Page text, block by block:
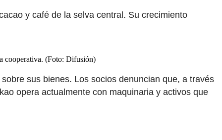
y café de la selva central. Su crecimiento
cooperativa. (Foto: Difusión)
sus bienes. Los socios denuncian que, a través
opera actualmente con maquinaria y activos que